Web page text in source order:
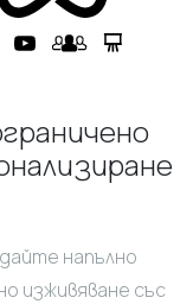
напълно
изживяване със